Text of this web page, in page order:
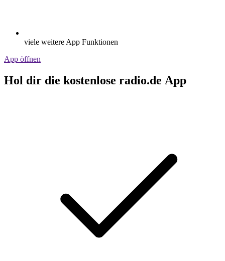
viele weitere App Funktionen
App öffnen
Hol dir die kostenlose radio.de App